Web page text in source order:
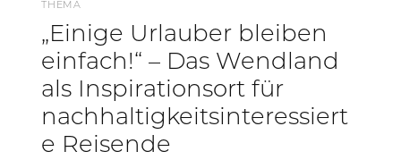
THEMA
„Einige Urlauber bleiben
einfach!“ – Das Wendland
als Inspirationsort für
nachhaltigkeitsinteressiert
e Reisende